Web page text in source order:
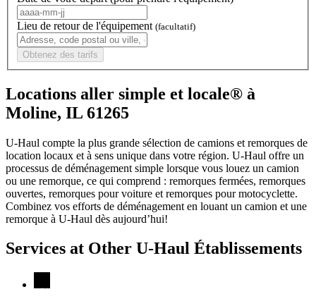
Lieu de retour de l'équipement (facultatif)
Obtenez des tarifs
Locations aller simple et locale® à
Moline, IL 61265
U-Haul compte la plus grande sélection de camions et remorques de
location locaux et à sens unique dans votre région. U-Haul offre un
processus de déménagement simple lorsque vous louez un camion
ou une remorque, ce qui comprend : remorques fermées, remorques
ouvertes, remorques pour voiture et remorques pour motocyclette.
Combinez vos efforts de déménagement en louant un camion et une
remorque à U-Haul dès aujourd’hui!
Services at Other U-Haul Établissements